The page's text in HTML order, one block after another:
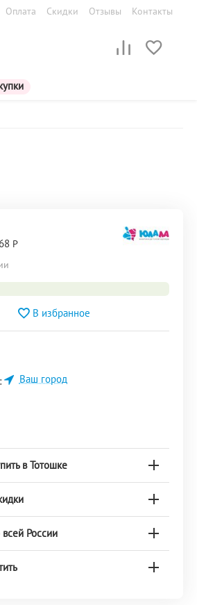
Оплата Скидки Отзывы Контакты
Р
В избранное
Ваш город
в Тотошке
всей России